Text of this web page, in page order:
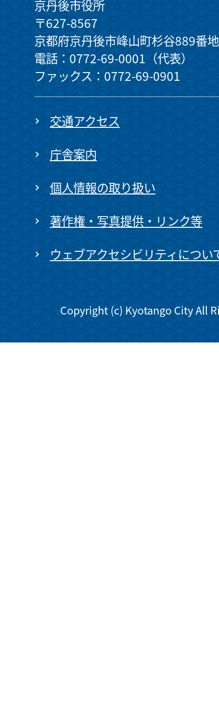
京丹後市役所
〒627-8567
京都府京丹後市峰山町杉谷889番地
電話：0772-69-0001（代表）
ファックス：0772-69-0901
交通アクセス
庁舎案内
個人情報の取り扱い
著作権・写真提供・リンク等
ウェブアクセシビリティについ
Copyright (c) Kyotango City All